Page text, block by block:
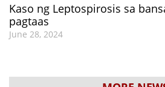
Kaso ng Leptospirosis sa
pagtaas
June 28, 2024